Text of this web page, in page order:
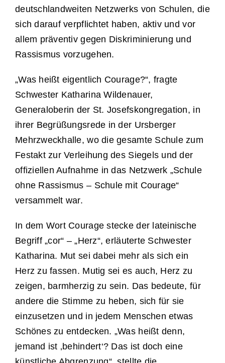
deutschlandweiten Netzwerks von Schulen, die
sich darauf verpflichtet haben, aktiv und vor
allem präventiv gegen Diskriminierung und
Rassismus vorzugehen.
„Was heißt eigentlich Courage?“, fragte
Schwester Katharina Wildenauer,
Generaloberin der St. Josefskongregation, in
ihrer Begrüßungsrede in der Ursberger
Mehrzweckhalle, wo die gesamte Schule zum
Festakt zur Verleihung des Siegels und der
offiziellen Aufnahme in das Netzwerk „Schule
ohne Rassismus – Schule mit Courage“
versammelt war.
In dem Wort Courage stecke der lateinische
Begriff „cor“ – „Herz“, erläuterte Schwester
Katharina. Mut sei dabei mehr als sich ein
Herz zu fassen. Mutig sei es auch, Herz zu
zeigen, barmherzig zu sein. Das bedeute, für
andere die Stimme zu heben, sich für sie
einzusetzen und in jedem Menschen etwas
Schönes zu entdecken. „Was heißt denn,
jemand ist ‚behindert‘? Das ist doch eine